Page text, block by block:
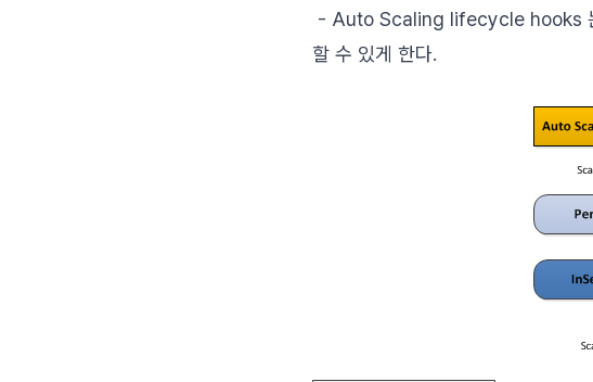
- Auto Scaling lifecycle hooks 는
할 수 있게 한다.